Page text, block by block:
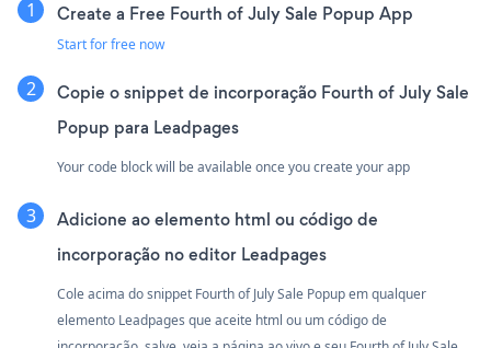
Create a Free Fourth of July Sale Popup App
Start for free now
Copie o snippet de incorporação Fourth of July Sale
Popup para Leadpages
Your code block will be available once you create your app
Adicione ao elemento html ou código de
incorporação no editor Leadpages
Cole acima do snippet Fourth of July Sale Popup em qualquer
elemento Leadpages que aceite html ou um código de